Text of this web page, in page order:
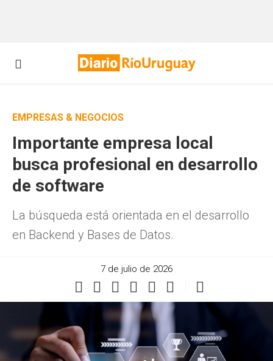
EMPRESAS & NEGOCIOS
Importante empresa local
busca profesional en desarrollo
de software
La búsqueda está orientada en el desarrollo
en Backend y Bases de Datos.
7 de julio de 2026